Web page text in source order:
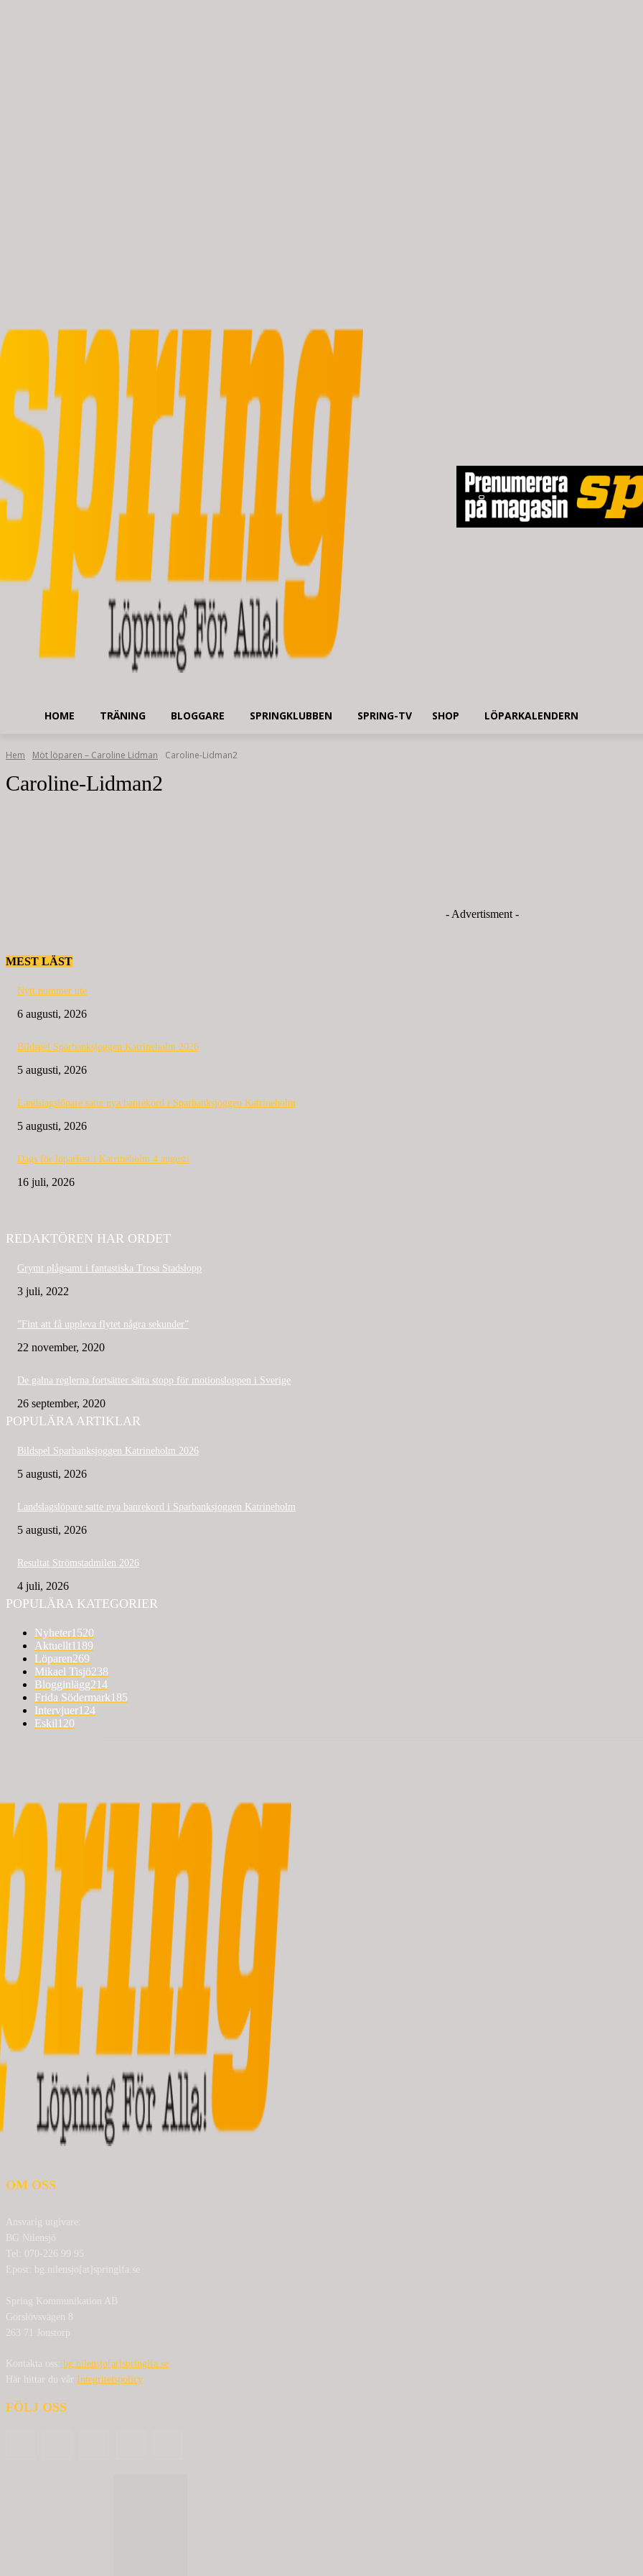
HOME TRÄNING BLOGGARE SPRINGKLUBBEN SPRING-TV SHOP LÖPARKALENDERN
Hem Möt löparen – Caroline Lidman Caroline-Lidman2
Caroline-Lidman2
- Advertisment -
MEST LÄST
Nytt nummer ute
6 augusti, 2026
Bildspel Sparbanksjoggen Katrineholm 2026
5 augusti, 2026
Landslagslöpare satte nya banrekord i Sparbanksjoggen Katrineholm
5 augusti, 2026
Dags för löparfest i Katrineholm 4 augusti
16 juli, 2026
REDAKTÖREN HAR ORDET
Grymt plågsamt i fantastiska Trosa Stadslopp
3 juli, 2022
”Fint att få uppleva flytet några sekunder”
22 november, 2020
De galna reglerna fortsätter sätta stopp för motionsloppen i Sverige
26 september, 2020
POPULÄRA ARTIKLAR
Bildspel Sparbanksjoggen Katrineholm 2026
5 augusti, 2026
Landslagslöpare satte nya banrekord i Sparbanksjoggen Katrineholm
5 augusti, 2026
Resultat Strömstadmilen 2026
4 juli, 2026
POPULÄRA KATEGORIER
Nyheter1520
Aktuellt1189
Löparen269
Mikael Tisjö238
Blogginlägg214
Frida Södermark185
Intervjuer124
Eskil120
OM OSS
Ansvarig utgivare:
BG Nilensjö
Tel: 070-226 99 95
Epost: bg.nilensjo[at]springlfa.se
Spring Kommunikation AB
Görslövsvägen 8
263 71 Jonstorp
Kontakta oss: bg.nilensjo[at]springlfa.se
Här hittar du vår Integritetspolicy
FÖLJ OSS